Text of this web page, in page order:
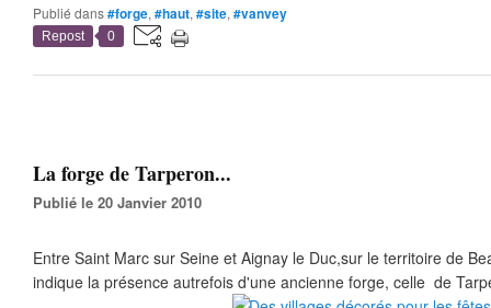
Publié dans#forge, #haut, #site, #vanvey
Repost 0
La forge de Tarperon...
Publié le 20 Janvier 2010
Entre Saint Marc sur Seine et Aignay le Duc,sur le territoire de
indique la présence autrefois d'une ancienne forge, celle de